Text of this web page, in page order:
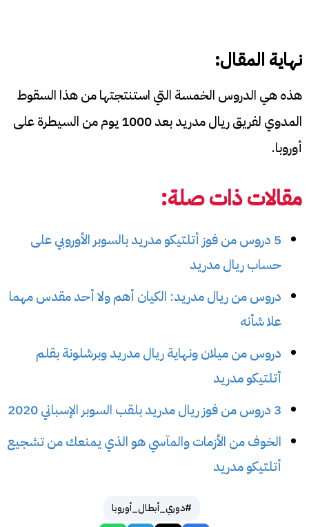
نهاية المقال:
هذه هي الدروس الخمسة التي استنتجتها من هذا السقوط
المدوي لفريق ريال مدريد بعد 1000 يوم من السيطرة على
أوروبا.
مقالات ذات صلة:
5 دروس من فوز أتلتيكو مدريد بالسوبر الأوروبي على
حساب ريال مدريد
دروس من ريال مدريد: الكيان أهم ولا أحد مقدس مهما
علا شأنه
دروس من ميلان ونهاية ريال مدريد وبرشلونة بقلم
أتلتيكو مدريد
3 دروس من فوز ريال مدريد بلقب السوبر الإسباني 2020
الخوف من الأزمات والمآسي هو الذي يمنعك من تشجيع
أتلتيكو مدريد
#دوري_أبطال_أوروبا